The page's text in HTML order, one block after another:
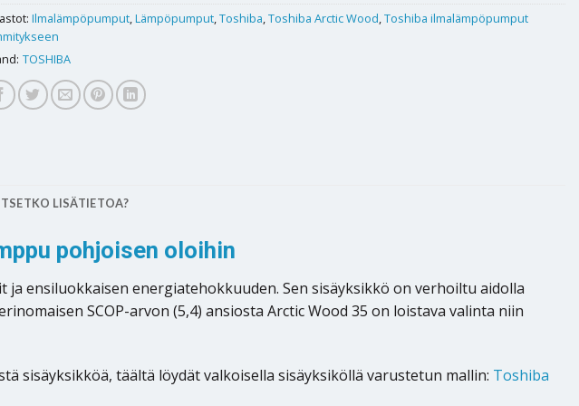
Ilmalämpöpumput,Lämpöpumput,Toshiba,Toshiba Arctic Wood,Toshiba ilmalämpöpumput
TOSHIBA
LISÄTIETOA?
pohjoisen oloihin
ensiluokkaisen energiatehokkuuden. Sen sisäyksikkö on verhoiltu aidolla
SCOP-arvon (5,4) ansiosta Arctic Wood 35 on loistava valinta niin
sisäyksikköä, täältä löydät valkoisella sisäyksiköllä varustetun mallin: Toshiba